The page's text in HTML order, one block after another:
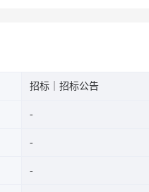
招标｜招标公告